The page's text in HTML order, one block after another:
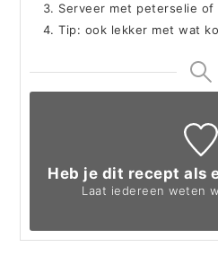
Serveer met peterselie of
Tip: ook lekker met wat
Heb je dit recept als
Laat iedereen weten